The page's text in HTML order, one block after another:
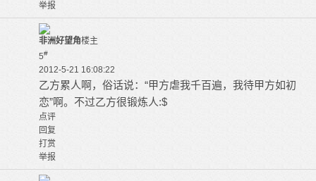
举报
非洲好望角楼主
5#
2012-5-21 16:08:22
乙方累人啊，俗话说：“甲方虐我千百遍，我待甲方如初
恋”啊。不过乙方很锻炼人:$
点评
回复
打赏
举报